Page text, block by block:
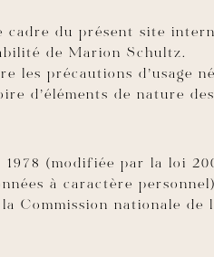
cadre du présent site
de Marion Schultz.
les précautions d’usage
d’éléments de nature
(modifiée par la loi
à caractère
Commission nationale